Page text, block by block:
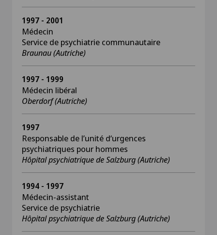
1997 - 2001
Médecin
Service de psychiatrie communautaire
Braunau (Autriche)
1997 - 1999
Médecin libéral
Oberdorf (Autriche)
1997
Responsable de l’unité d‘urgences
psychiatriques pour hommes
Hôpital psychiatrique de Salzburg (Autriche)
1994 - 1997
Médecin-assistant
Service de psychiatrie
Hôpital psychiatrique de Salzburg (Autriche)